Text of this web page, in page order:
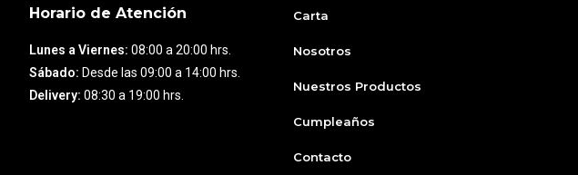
Horario de Atención
Lunes a Viernes: 08:00 a 20:00 hrs.
Sábado: Desde las 09:00 a 14:00 hrs.
Delivery: 08:30 a 19:00 hrs.
Carta
Nosotros
Nuestros Productos
Cumpleaños
Contacto